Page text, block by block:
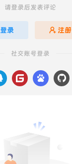
请登录后发表评论
登录 注册
社交账号登录